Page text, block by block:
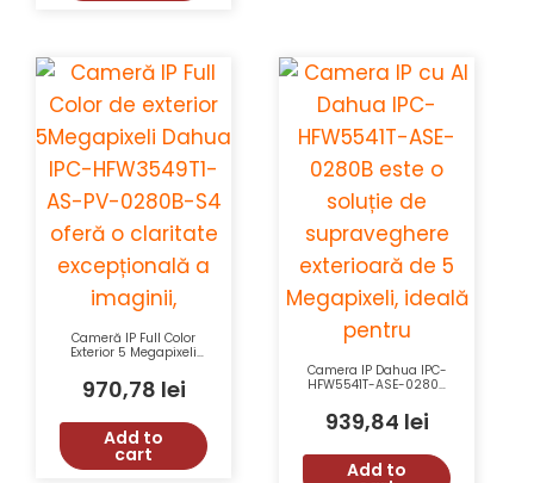
Cameră IP Full Color
Exterior 5 Megapixeli
Dahua IPC-HFW3549T1-
AS-PV-0280B-S4 cu
Senzor CMOS Progresiv,
Protecție IP67
970,78 lei
Add to
cart
Camera IP Dahua IPC-
HFW5541T-ASE-0280B
AI, IR 80m, WDR 120dB,
IP67
939,84 lei
Add to